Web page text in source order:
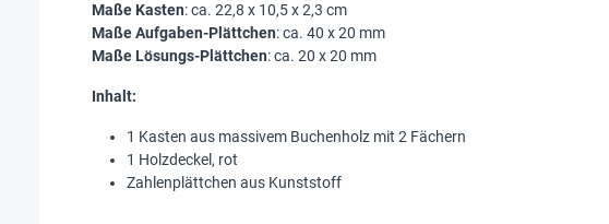
Maße Kasten: ca. 22,8 x 10,5 x 2,3 cm
Maße Aufgaben-Plättchen: ca. 40 x 20 mm
Maße Lösungs-Plättchen: ca. 20 x 20 mm
Inhalt:
1 Kasten aus massivem Buchenholz mit 2 Fächern
1 Holzdeckel, rot
Zahlenplättchen aus Kunststoff